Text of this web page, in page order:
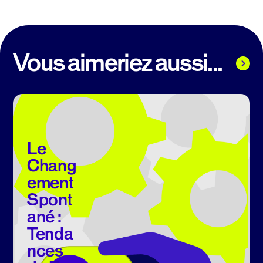
Vous aimeriez aussi...
Le
Chang
ement
Spont
ané :
Tenda
nces